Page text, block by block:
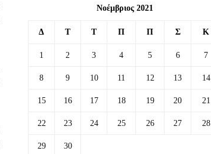
Νοέμβριος 2021
Δ Τ Τ Π Π Σ Κ
1 2 3 4 5 6 7
8 9 10 11 12 13 14
15 16 17 18 19 20 21
22 23 24 25 26 27 28
29 30